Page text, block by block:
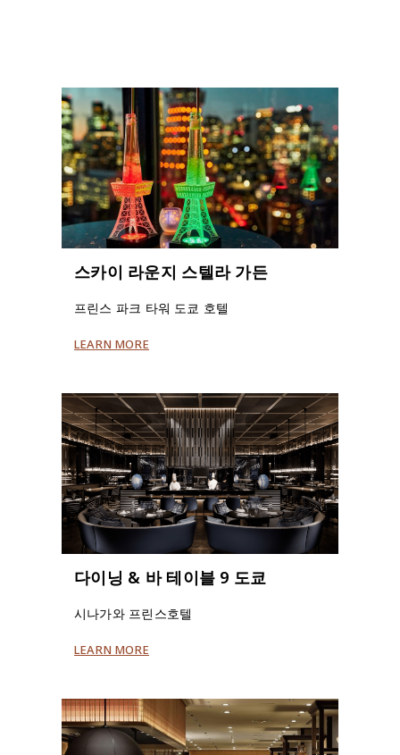
스카이 라운지 스텔라 가든
프린스 파크 타워 도쿄 호텔
LEARN MORE
다이닝 & 바 테이블 9 도쿄
시나가와 프린스호텔
LEARN MORE